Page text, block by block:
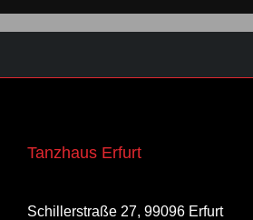
Tanzhaus Erfurt
Schillerstraße 27, 99096 Erfurt